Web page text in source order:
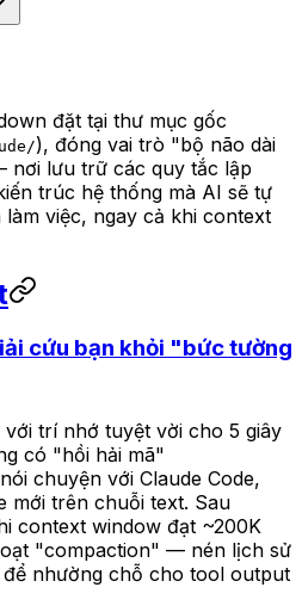
đặt tại thư mục gốc
), đóng vai trò "bộ não dài
nơi lưu trữ các quy tắc lập
trúc hệ thống mà AI sẽ tự
việc, ngay cả khi context
cứu bạn khỏi "bức tường
trí nhớ tuyệt vời cho 5 giây
có "hồi hải mã"
chuyện với Claude Code,
mới trên chuỗi text. Sau
context window đạt ~200K
"compaction" — nén lịch sử
nhường chỗ cho tool output